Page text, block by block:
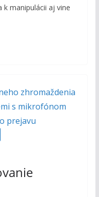
k manipulácii aj vine